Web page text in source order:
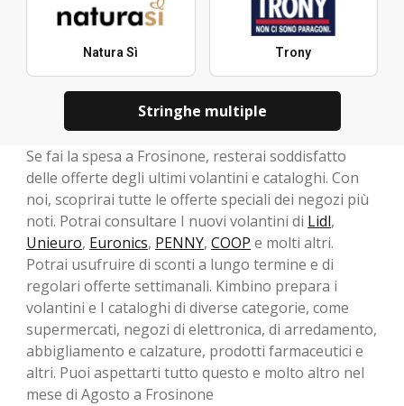
Natura Sì Trony
Stringhe multiple
Se fai la spesa a Frosinone, resterai soddisfatto
delle offerte degli ultimi volantini e cataloghi. Con
noi, scoprirai tutte le offerte speciali dei negozi più
noti. Potrai consultare I nuovi volantini di Lidl,
Unieuro, Euronics, PENNY, COOP e molti altri.
Potrai usufruire di sconti a lungo termine e di
regolari offerte settimanali. Kimbino prepara i
volantini e I cataloghi di diverse categorie, come
supermercati, negozi di elettronica, di arredamento,
abbigliamento e calzature, prodotti farmaceutici e
altri. Puoi aspettarti tutto questo e molto altro nel
mese di Agosto a Frosinone